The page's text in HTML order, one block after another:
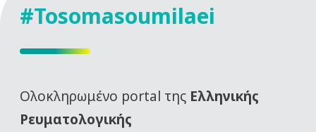
#Tosomasoumilaei
Oλοκληρωμένο portal της Ελληνικής
Ρευματολογικής